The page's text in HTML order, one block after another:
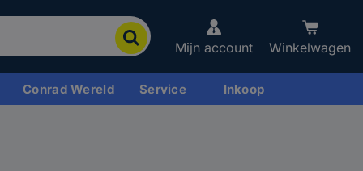
Mijn account Winkelwagen
Conrad Wereld Service Inkoop